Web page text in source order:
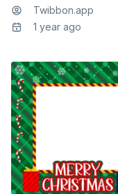
Twibbon.app
1 year ago